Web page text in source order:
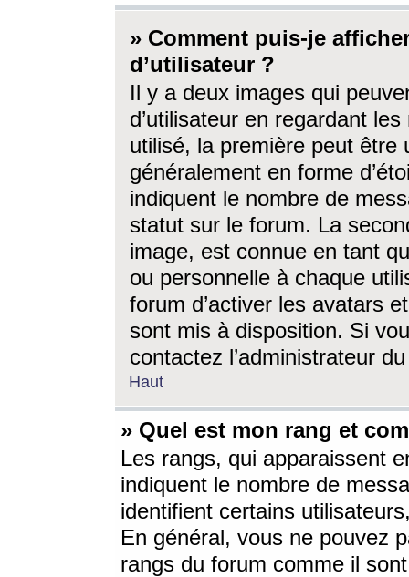
» Comment puis-je
d’utilisateur ?
Il y a deux images qui
d’utilisateur en regardant
utilisé, la première peut être
généralement en forme
indiquent le nombre de
statut sur le forum. La
image, est connue en tant
ou personnelle à chaque
forum d’activer les avatars
sont mis à disposition. Si
contactez l’administrateur
Haut
» Quel est mon rang et
Les rangs, qui apparaissent
indiquent le nombre de
identifient certains
En général, vous ne pouvez
rangs du forum comme il